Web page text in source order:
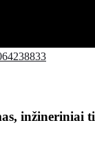
inžineriniai